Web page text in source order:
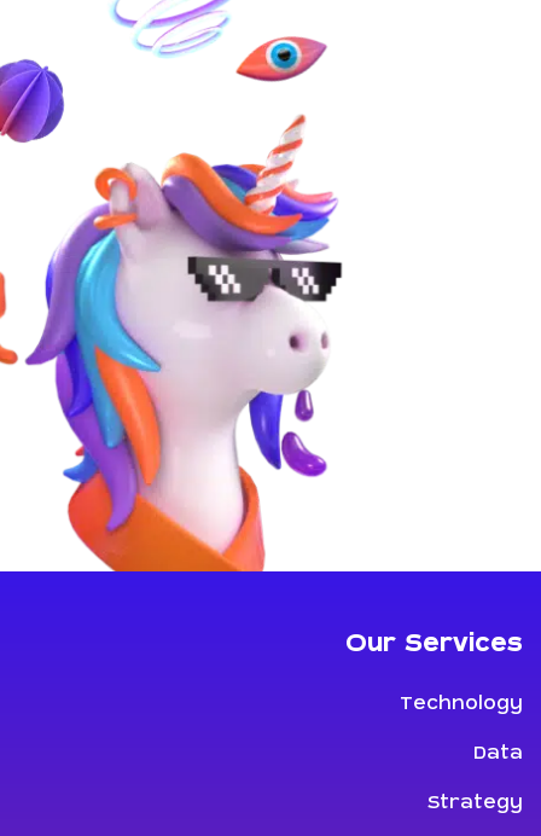
Our Services
Technology
Data
Strategy